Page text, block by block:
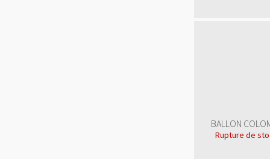
BALLON
Rupture de